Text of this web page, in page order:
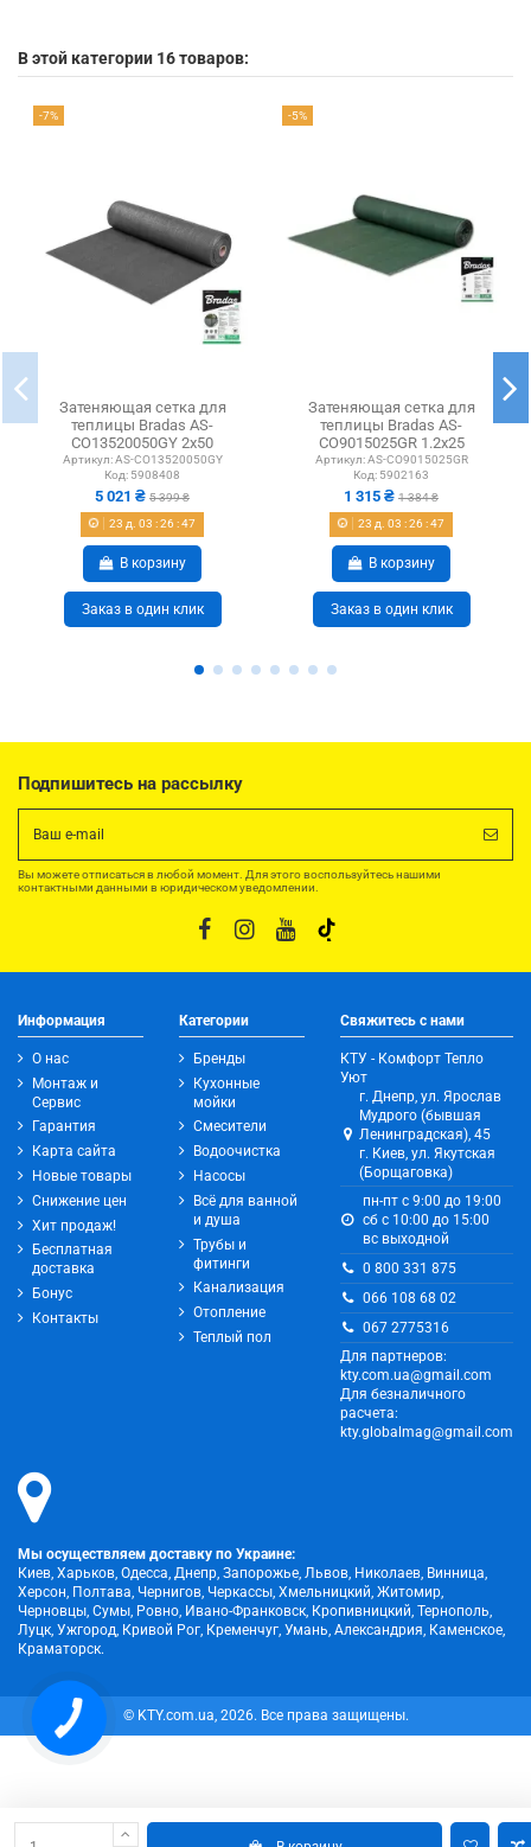
В этой категории 16 товаров:
-7%
Затеняющая сетка для
теплицы Bradas AS-
CO13520050GY 2х50
метров, тень 90%, серая
Артикул: AS-CO13520050GY
Код: 5908408
5 021 ₴ 5 399 ₴
23 д. 03 :26 :47
В корзину
Заказ в один клик
-5%
Затеняющая сетка для
теплицы Bradas AS-
CO9015025GR 1.2х25
метров, тень 80%, зеленая
Артикул: AS-CO9015025GR
Код: 5902163
1 315 ₴ 1 384 ₴
23 д. 03 :26 :47
В корзину
Заказ в один клик
Подпишитесь на рассылку
Вы можете отписаться в любой момент. Для этого воспользуйтесь нашими
контактными данными в юридическом уведомлении.
Информация
О нас
Монтаж и
Сервис
Гарантия
Карта сайта
Новые товары
Снижение цен
Хит продаж!
Бесплатная
доставка
Бонус
Контакты
Категории
Бренды
Кухонные
мойки
Смесители
Водоочистка
Насосы
Всё для ванной
и душа
Трубы и
фитинги
Канализация
Отопление
Теплый пол
Свяжитесь с нами
КТУ - Комфорт Тепло
Уют
г. Днепр, ул. Ярослав
Мудрого (бывшая
Ленинградская), 45
г. Киев, ул. Якутская
(Борщаговка)
пн-пт с 9:00 до 19:00
сб с 10:00 до 15:00
вс выходной
0 800 331 875
066 108 68 02
067 2775316
Для партнеров:
kty.com.ua@gmail.com
Для безналичного
расчета:
kty.globalmag@gmail.com
Мы осуществляем доставку по Украине:
Киев, Харьков, Одесса, Днепр, Запорожье, Львов, Николаев, Винница,
Херсон, Полтава, Чернигов, Черкассы, Хмельницкий, Житомир,
Черновцы, Сумы, Ровно, Ивано-Франковск, Кропивницкий, Тернополь,
Луцк, Ужгород, Кривой Рог, Кременчуг, Умань, Александрия, Каменское,
Краматорск.
© KTY.com.ua, 2026. Все права защищены.
КНОПКА
ЗВ'ЯЗКУ